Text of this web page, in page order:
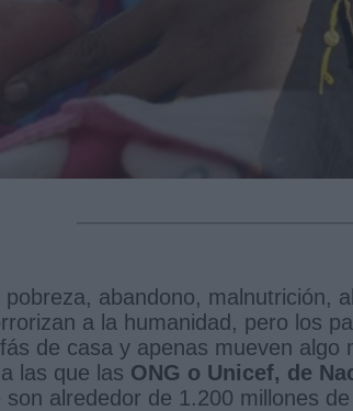
pobreza, abandono, malnutrición,
a la humanidad, pero los
de casa y apenas mueven algo
las que las ONG o Unicef, de
son alrededor de 1.200 millones